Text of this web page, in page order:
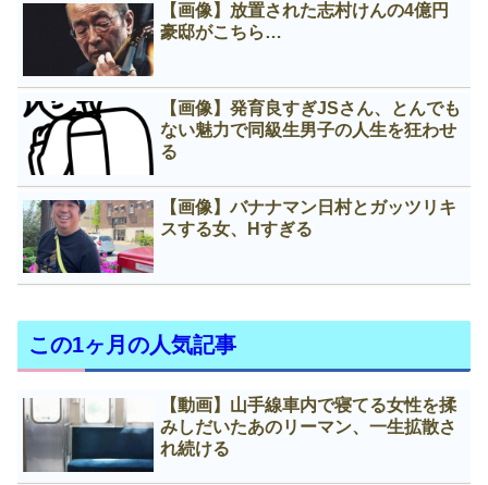
【画像】放置された志村けんの4億円
豪邸がこちら…
【画像】発育良すぎJSさん、とんでも
ない魅力で同級生男子の人生を狂わせ
る
【画像】バナナマン日村とガッツリキ
スする女、Нすぎる
この1ヶ月の人気記事
【動画】山手線車内で寝てる女性を揉
みしだいたあのリーマン、一生拡散さ
れ続ける